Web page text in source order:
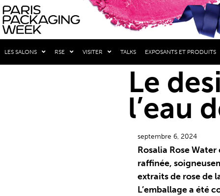
LES SALONS RSE VISITER TALKS EXPOSANTS ET PRODUITS
Le
l’eau
septembre 6, 2024
Rosalia Rose
raffinée,
extraits de rose de
L’emballage a été